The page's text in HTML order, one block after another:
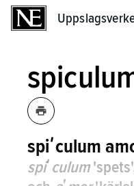
spiʹculum
spiʹculum